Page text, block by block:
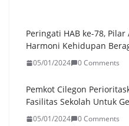
Peringati HAB ke-78,
Harmoni Kehidupan
05/01/2024 0 Comments
Pemkot Cilegon
Fasilitas Sekolah Untuk
05/01/2024 0 Comments